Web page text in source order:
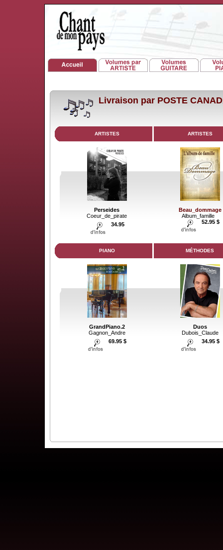
Livraison par POSTE
ARTISTES ARTISTES
Perseides
Coeur_de_pirate
34.95
Beau_dommage
Album_famille
52.95 $
PIANO MÉTHODES
GrandPiano.2
Gagnon_Andre
69.95 $
Duos
Dubois_Claude
34.95 $